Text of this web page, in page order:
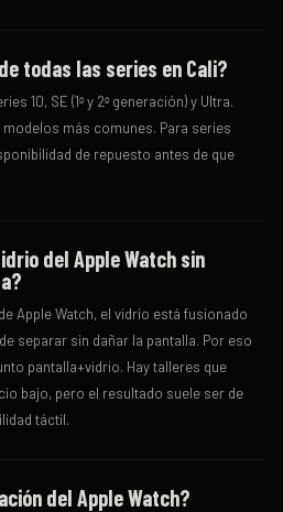
todas las series en Cali?
10, SE (1ª y 2ª generación) y Ultra.
más comunes. Para series
de repuesto antes de que
del Apple Watch sin
Apple Watch, el vidrio está fusionado
separar sin dañar la pantalla. Por eso
pantalla+vidrio. Hay talleres que
bajo, pero el resultado suele ser de
táctil.
del Apple Watch?